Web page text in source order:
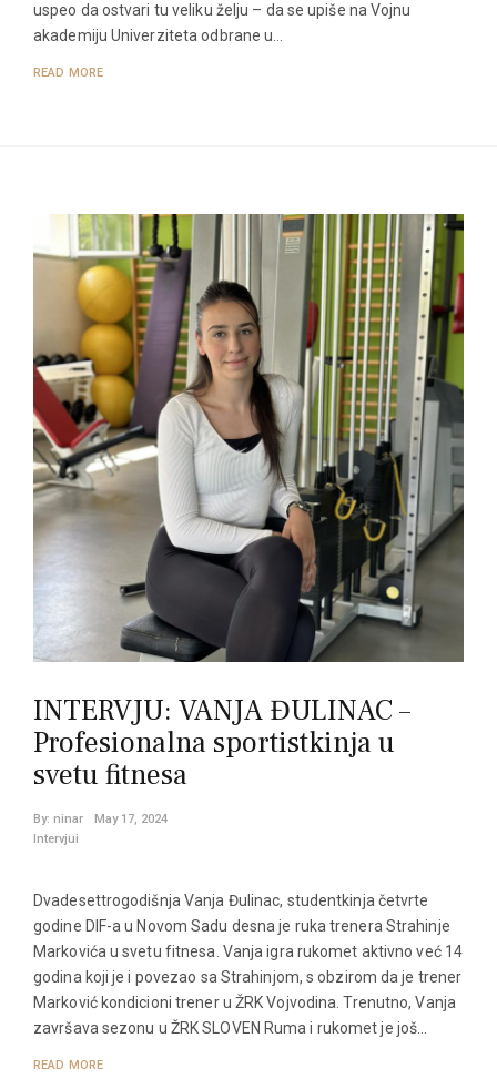
uspeo da ostvari tu veliku želju – da se upiše na Vojnu
akademiju Univerziteta odbrane u…
READ MORE
INTERVJU: VANJA ĐULINAC –
Profesionalna sportistkinja u
svetu fitnesa
By: ninar
May 17, 2024
Intervjui
Dvadesettrogodišnja Vanja Đulinac, studentkinja četvrte
godine DIF-a u Novom Sadu desna je ruka trenera Strahinje
Markovića u svetu fitnesa. Vanja igra rukomet aktivno već 14
godina koji je i povezao sa Strahinjom, s obzirom da je trener
Marković kondicioni trener u ŽRK Vojvodina. Trenutno, Vanja
završava sezonu u ŽRK SLOVEN Ruma i rukomet je još…
READ MORE